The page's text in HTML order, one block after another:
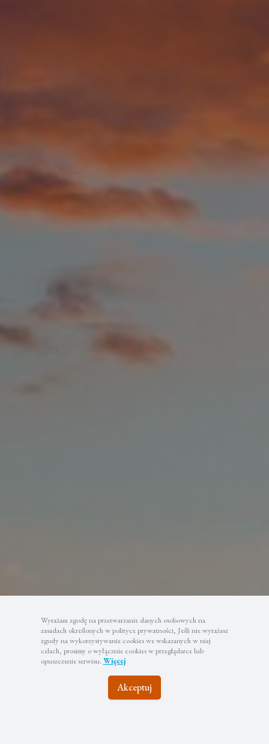
Wyrażam zgodę na przetwarzanie danych osobowych na
zasadach określonych w polityce prywatności, Jeśli nie wyrażasz
zgody na wykorzystywanie cookies we wskazanych w niej
celach, prosimy o wyłącznie cookies w przeglądarce lub
opuszczenie serwisu. Więcej
Akceptuj